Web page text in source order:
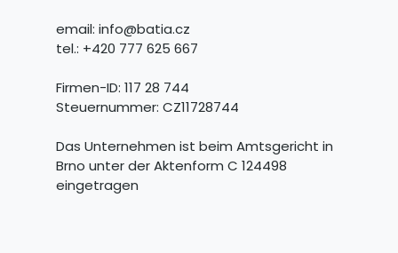
email: info@batia.cz
tel.: +420 777 625 667
Firmen-ID: 117 28 744
Steuernummer: CZ11728744
Das Unternehmen ist beim Amtsgericht in
Brno unter der Aktenform C 124498
eingetragen